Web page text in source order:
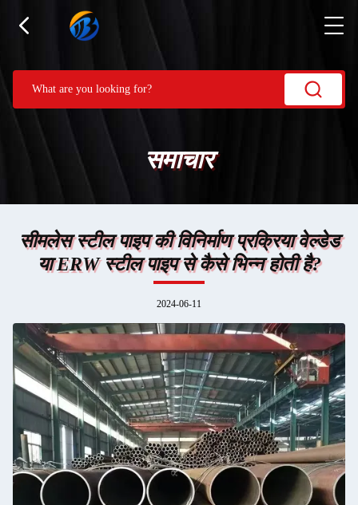
समाचार
सीमलेस स्टील पाइप की विनिर्माण प्रक्रिया वेल्डेड
या ERW स्टील पाइप से कैसे भिन्न होती है?
2024-06-11